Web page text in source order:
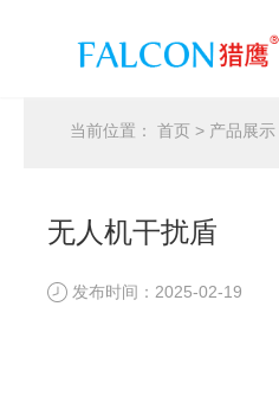
当前位置：首页 > 产品展示
无人机干扰盾
发布时间：2025-02-19